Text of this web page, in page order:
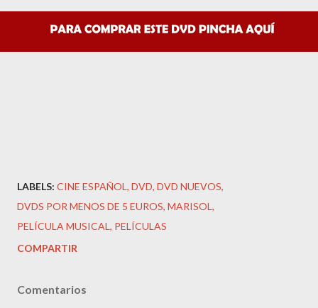
LABELS: CINE ESPAÑOL DVD DVD NUEVOS
DVDS POR MENOS DE 5 EUROS MARISOL
PELÍCULA MUSICAL
PELÍCULAS
COMPARTIR
Comentarios